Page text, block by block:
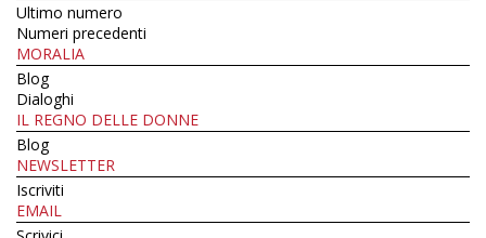
Ultimo numero
Numeri precedenti
MORALIA
Blog
Dialoghi
IL REGNO DELLE DONNE
Blog
NEWSLETTER
Iscriviti
EMAIL